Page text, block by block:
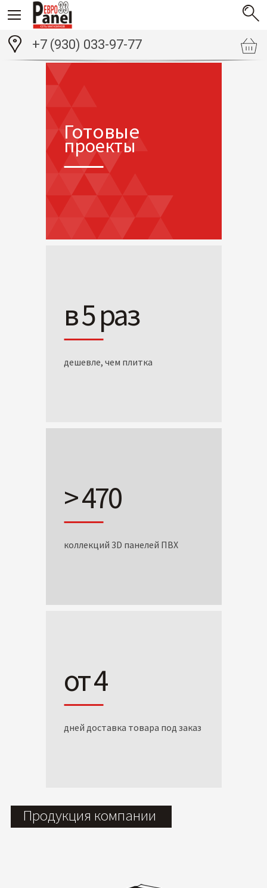
+7 (930) 033-97-77
Готовые
проекты
в 5 раз
дешевле, чем плитка
> 470
коллекций 3D панелей ПВХ
от 4
дней доставка товара под заказ
Продукция компании